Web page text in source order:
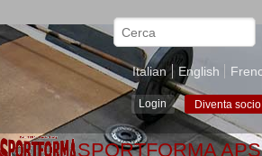
al
contenuto
principale
Cerca
Italian English
Login Diventa socio
SPORTFORMA APS